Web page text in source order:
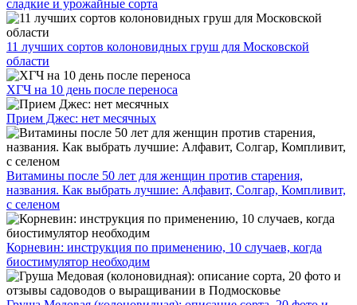
сладкие и урожайные сорта
11 лучших сортов колоновидных груш для Московской
области
ХГЧ на 10 день после переноса
Прием Джес: нет месячных
Витамины после 50 лет для женщин против старения,
названия. Как выбрать лучшие: Алфавит, Солгар, Компливит,
с селеном
Корневин: инструкция по применению, 10 случаев, когда
биостимулятор необходим